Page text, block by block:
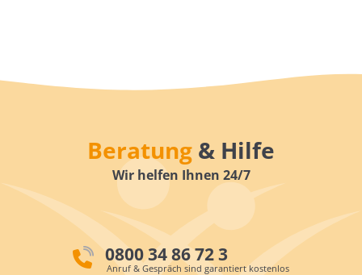
Beratung & Hilfe
Wir helfen Ihnen 24/7
0800 34 86 72 3
Anruf & Gespräch sind garantiert kostenlos